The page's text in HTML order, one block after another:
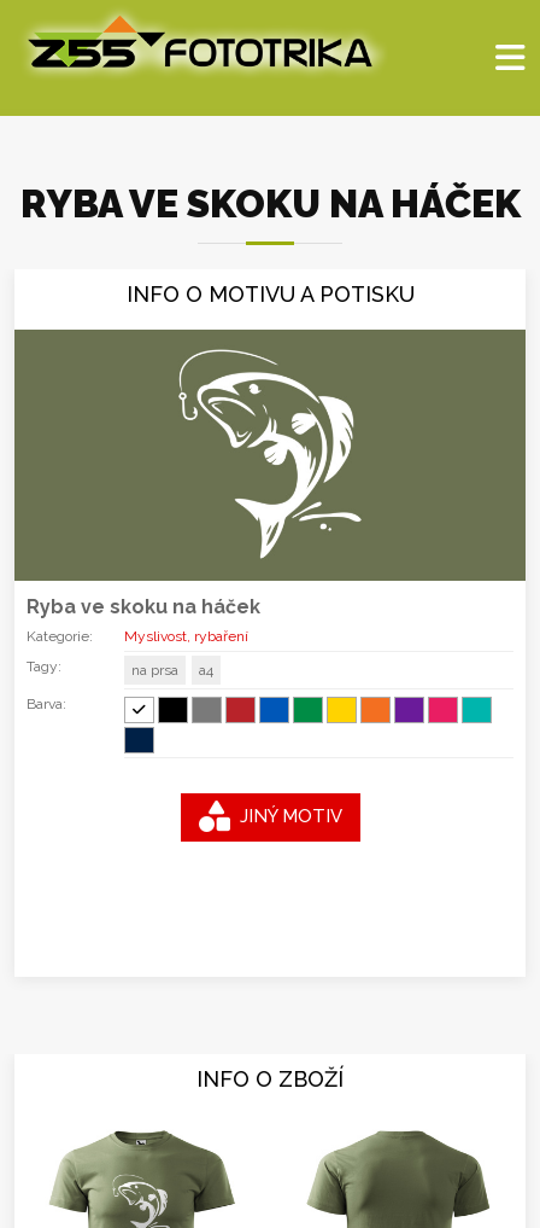
RYBA VE SKOKU NA HÁČEK
INFO O MOTIVU A POTISKU
Ryba ve skoku na háček
Kategorie:
Myslivost, rybaření
Tagy:
na prsa
a4
Barva:
JINÝ MOTIV
INFO O ZBOŽÍ